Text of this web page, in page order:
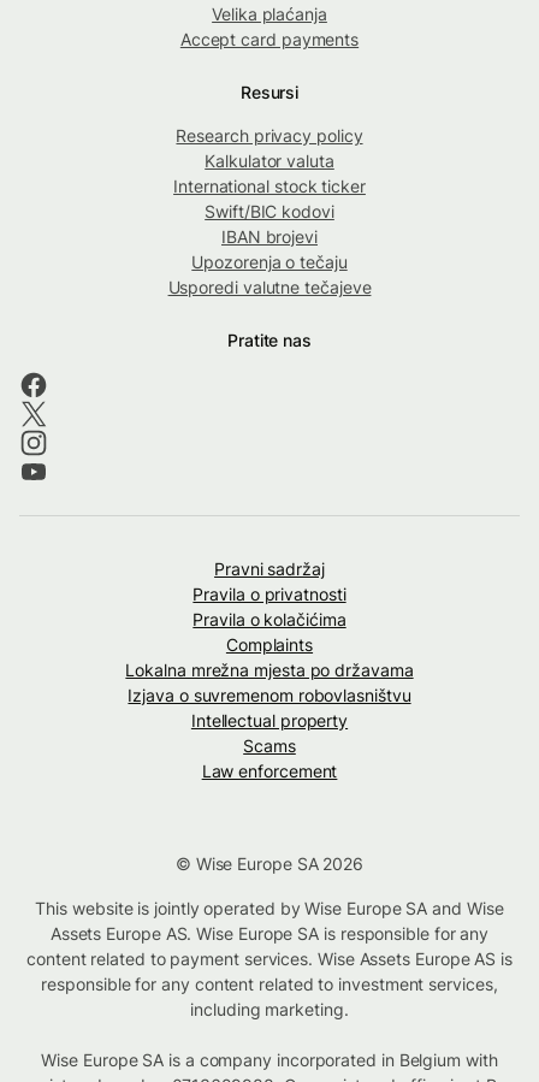
Velika plaćanja
Accept card payments
Resursi
Research privacy policy
Kalkulator valuta
International stock ticker
Swift/BIC kodovi
IBAN brojevi
Upozorenja o tečaju
Usporedi valutne tečajeve
Pratite nas
Pravni sadržaj
Pravila o privatnosti
Pravila o kolačićima
Complaints
Lokalna mrežna mjesta po državama
Izjava o suvremenom robovlasništvu
Intellectual property
Scams
Law enforcement
© Wise Europe SA 2026
This website is jointly operated by Wise Europe SA and Wise
Assets Europe AS. Wise Europe SA is responsible for any
content related to payment services. Wise Assets Europe AS is
responsible for any content related to investment services,
including marketing.
Wise Europe SA is a company incorporated in Belgium with